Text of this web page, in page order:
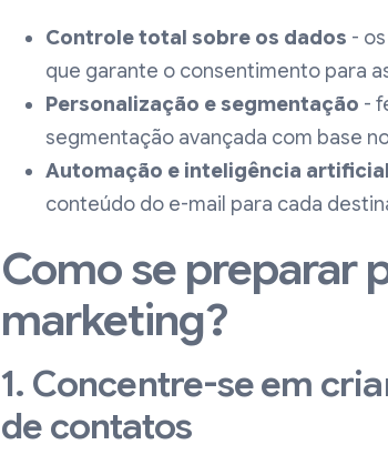
Controle total sobre os dados -
que garante o consentimento para
Personalização e segmentação -
segmentação avançada com base
Automação e inteligência artificial
conteúdo do e-mail para cada
Como se preparar
marketing?
1. Concentre-se em
de contatos